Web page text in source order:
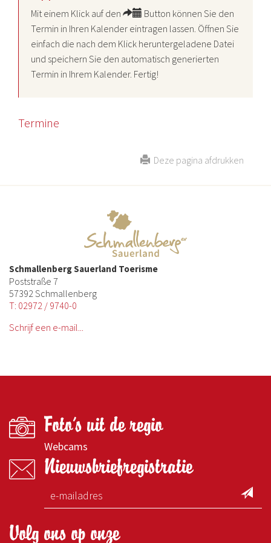
Mit einem Klick auf den
Button können Sie den
Termin in Ihren Kalender eintragen lassen. Öffnen Sie
einfach die nach dem Klick heruntergeladene Datei
und speichern Sie den automatisch generierten
Termin in Ihrem Kalender. Fertig!
Termine
Deze pagina afdrukken
Schmallenberg Sauerland Toerisme
Poststraße 7
57392 Schmallenberg
T: 02972 / 9740-0
Schrijf een e-mail...
Foto's uit de regio
Webcams
Nieuwsbriefregistratie
Volg ons op onze